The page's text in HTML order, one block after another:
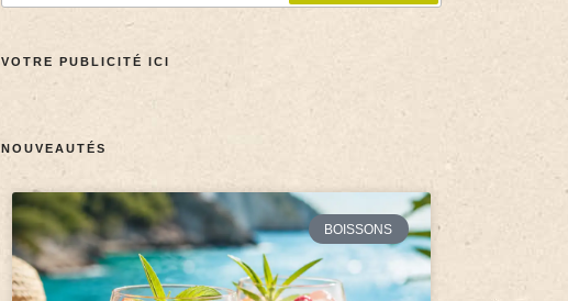
VOTRE PUBLICITÉ ICI
NOUVEAUTÉS
BOISSONS